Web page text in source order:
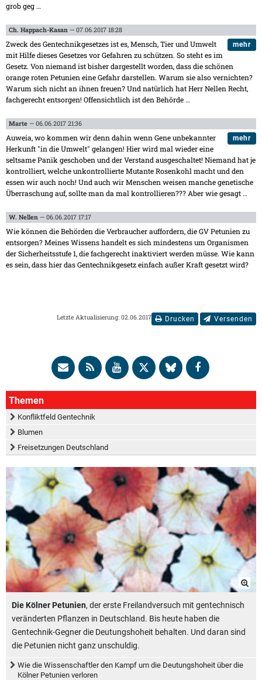
grob geg …
Ch. Happach-Kasan — 07.06.2017 18:28
mehr
Zweck des Gentechnikgesetzes ist es, Mensch, Tier und Umwelt
mit Hilfe dieses Gesetzes vor Gefahren zu schützen. So steht es im
Gesetz. Von niemand ist bisher dargestellt worden, dass die schönen
orange roten Petunien eine Gefahr darstellen. Warum sie also vernichten?
Warum sich nicht an ihnen freuen? Und natürlich hat Herr Nellen Recht,
fachgerecht entsorgen! Offensichtlich ist den Behörde …
Marte — 06.06.2017 21:36
mehr
Auweia, wo kommen wir denn dahin wenn Gene unbekannter
Herkunft "in die Umwelt" gelangen! Hier wird mal wieder eine
seltsame Panik geschoben und der Verstand ausgeschaltet! Niemand hat je
kontrolliert, welche unkontrollierte Mutante Rosenkohl macht und den
essen wir auch noch! Und auch wir Menschen weisen manche genetische
Überraschung auf, sollte man da mal kontrollieren??? Aber wie gesagt …
W. Nellen — 06.06.2017 17:17
Wie können die Behörden die Verbraucher auffordern, die GV Petunien zu
entsorgen? Meines Wissens handelt es sich mindestens um Organismen
der Sicherheitsstufe 1, die fachgerecht inaktiviert werden müsse. Wie kann
es sein, dass hier das Gentechnikgesetz einfach außer Kraft gesetzt wird?
Drucken Versenden
Letzte Aktualisierung: 02.06.2017
Themen
Konfliktfeld Gentechnik
Blumen
Freisetzungen Deutschland
Die Kölner Petunien, der erste Freilandversuch mit gentechnisch
veränderten Pflanzen in Deutschland. Bis heute haben die
Gentechnik-Gegner die Deutungshoheit behalten. Und daran sind
die Petunien nicht ganz unschuldig.
Wie die Wissenschaftler den Kampf um die Deutungshoheit über die
Kölner Petunien verloren